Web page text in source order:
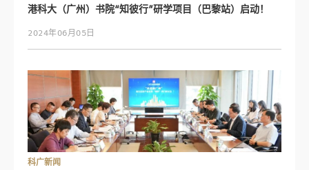
港科大（广州）书院“知彼行”研学项目（巴黎站）启动！
2024年06月05日
科广新闻